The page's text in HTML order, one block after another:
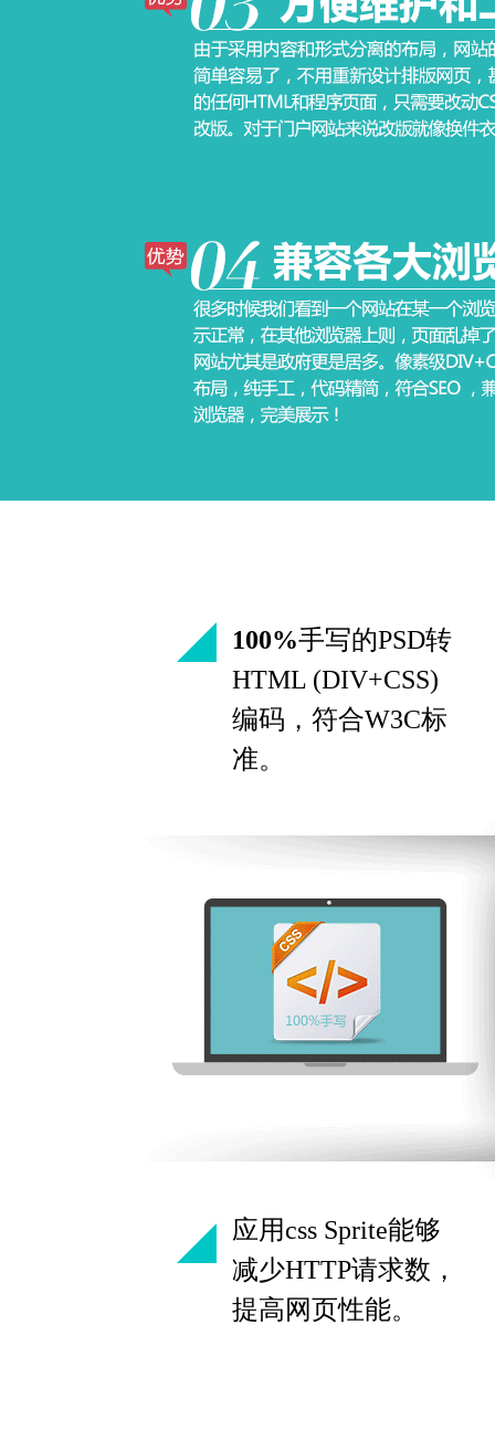
100%手写的PSD转
HTML (DIV+CSS)
编码，符合W3C标
准。
应用css Sprite能够
减少HTTP请求数，
提高网页性能。